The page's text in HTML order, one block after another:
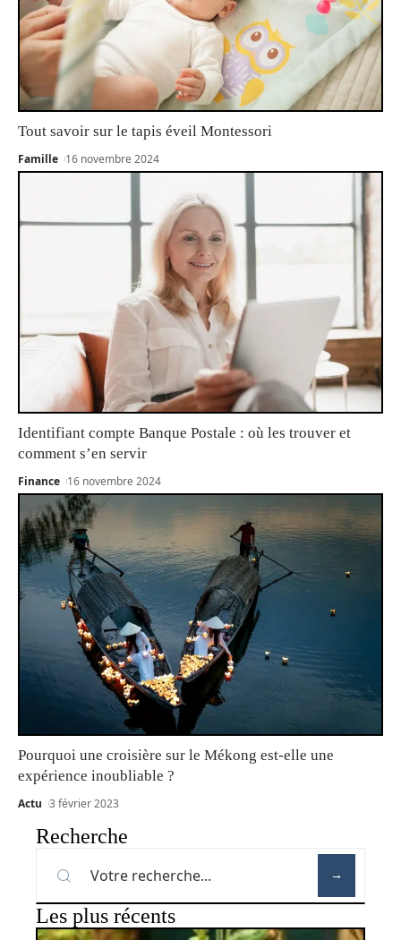
Tout savoir sur le tapis éveil Montessori
Famille 16 novembre 2024
Identifiant compte Banque Postale : où les trouver et
comment s’en servir
Finance 16 novembre 2024
Pourquoi une croisière sur le Mékong est-elle une
expérience inoubliable ?
Actu 3 février 2023
Recherche
Les plus récents